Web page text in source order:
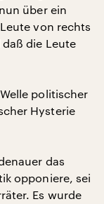
über ein
von rechts
die Leute
politischer
Hysterie
das
opponiere, sei
Es wurde